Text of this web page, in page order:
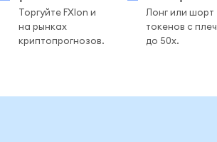
Торгуйте FXIon и
на рынках
криптопрогнозов.
Лонг или шорт
токенов с
до 50x.